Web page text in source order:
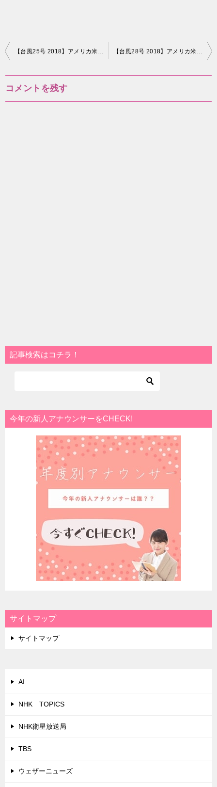
投
【台風25号 2018】アメリカ米軍基地進路予想図！最新情報 #5 【台風28号 2018】アメリカ米軍基地進路予想図！最新情報 #1
コメントを残す
記事検索はコチラ！
今年の新人アナウンサーをCHECK!
サイトマップ
サイトマップ
AI
NHK TOPICS
NHK衛星放送局
TBS
ウェザーニューズ